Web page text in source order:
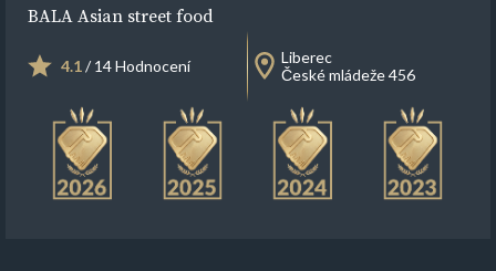
BALA Asian street food
4.1/ 14 Hodnocení
Liberec
České mládeže 456